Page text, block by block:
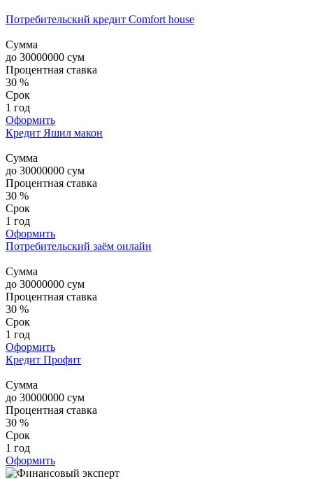
Потребительский кредит Comfort house
Сумма
до 30000000 сум
Процентная ставка
30 %
Срок
1 год
Оформить
Кредит Яшил макон
Сумма
до 30000000 сум
Процентная ставка
30 %
Срок
1 год
Оформить
Потребительский заём онлайн
Сумма
до 30000000 сум
Процентная ставка
30 %
Срок
1 год
Оформить
Кредит Профит
Сумма
до 30000000 сум
Процентная ставка
30 %
Срок
1 год
Оформить